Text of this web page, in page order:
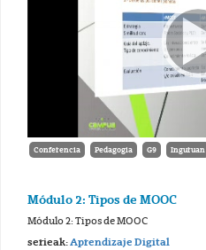
Conferencia Pedagogia G9 Inguruan
Módulo 2: Tipos de MOOC
Módulo 2: Tipos de MOOC
serieak:Aprendizaje Digital